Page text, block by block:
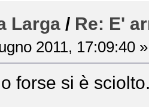
Larga / Re: E'
2011, 17:09:40 »
forse si è